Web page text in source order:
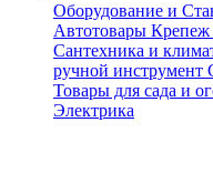
Оборудование и
Автотовары Крепеж
Сантехника и
ручной инструмент
Товары для сада и
Электрика